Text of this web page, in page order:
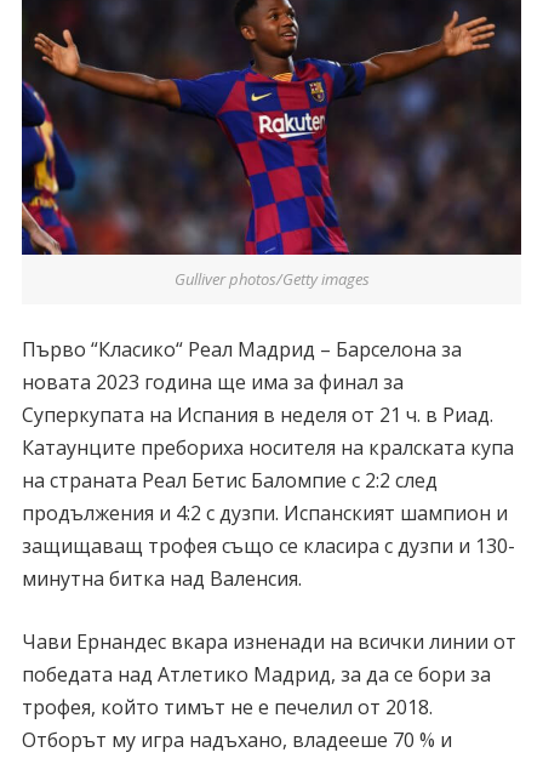
Gulliver photos/Getty images
Първо “Класико“ Реал Мадрид – Барселона за
новата 2023 година ще има за финал за
Суперкупата на Испания в неделя от 21 ч. в Риад.
Катаунците пребориха носителя на кралската купа
на страната Реал Бетис Баломпие с 2:2 след
продължения и 4:2 с дузпи. Испанският шампион и
защищаващ трофея също се класира с дузпи и 130-
минутна битка над Валенсия.
Чави Ернандес вкара изненади на всички линии от
победата над Атлетико Мадрид, за да се бори за
трофея, който тимът не е печелил от 2018.
Отборът му игра надъхано, владееше 70 % и